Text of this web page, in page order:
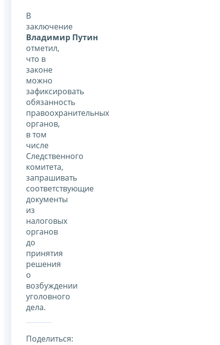
В
заключение
Владимир Путин
отметил,
что в
законе
можно
зафиксировать
обязанность
правоохранительных
органов,
в том
числе
Следственного
комитета,
запрашивать
соответствующие
документы
из
налоговых
органов
до
принятия
решения
о
возбуждении
уголовного
дела.
Поделиться: